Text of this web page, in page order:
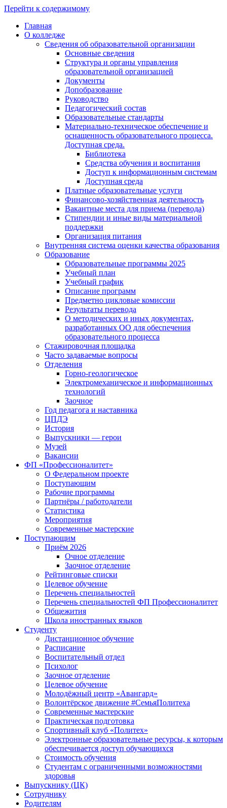
Перейти к содержимому
Главная
О колледже
Сведения об образовательной организации
Основные сведения
Структура и органы управления
образовательной организацией
Документы
Допобразование
Руководство
Педагогический состав
Образовательные стандарты
Материально-техническое обеспечение и
оснащенность образовательного процесса.
Доступная среда.
Библиотека
Средства обучения и воспитания
Доступ к информационным системам
Доступная среда
Платные образовательные услуги
Финансово-хозяйственная деятельность
Вакантные места для приема (перевода)
Стипендии и иные виды материальной
поддержки
Организация питания
Внутренняя система оценки качества образования
Образование
Образовательные программы 2025
Учебный план
Учебный график
Описание программ
Предметно цикловые комиссии
Результаты перевода
О методических и иных документах,
разработанных ОО для обеспечения
образовательного процесса
Стажировочная площадка
Часто задаваемые вопросы
Отделения
Горно-геологическое
Электромеханическое и информационных
технологий
Заочное
Год педагога и наставника
ЦПДЭ
История
Выпускники — герои
Музей
Вакансии
ФП «Профессионалитет»
О Федеральном проекте
Поступающим
Рабочие программы
Партнёры / работодатели
Статистика
Мероприятия
Современные мастерские
Поступающим
Приём 2026
Очное отделение
Заочное отделение
Рейтинговые списки
Целевое обучение
Перечень специальностей
Перечень специальностей ФП Профессионалитет
Общежития
Школа иностранных языков
Студенту
Дистанционное обучение
Расписание
Воспитательный отдел
Психолог
Заочное отделение
Целевое обучение
Молодёжный центр «Авангард»
Волонтёрское движение #СемьяПолитеха
Современные мастерские
Практическая подготовка
Спортивный клуб «Политех»
Электронные образовательные ресурсы, к которым
обеспечивается доступ обучающихся
Стоимость обучения
Студентам с ограниченными возможностями
здоровья
Выпускнику (ЦК)
Сотруднику
Родителям